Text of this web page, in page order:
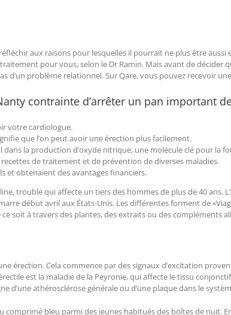
aux raisons pour lesquelles il pourrait ne plus être
pour vous, selon le Dr Ramin. Mais avant de décider
d’un problème relationnel. Sur Qare, vous pouvez recevoir
contrainte d’arrêter un pan important
votre cardiologue.
que l’on peut avoir une érection plus facilement.
la production d’oxyde nitrique, une molécule clé pour la
de traitement et de prévention de diverses maladies.
et obtenaient des avantages financiers.
trouble qui affecte un tiers des hommes de plus de 40
début avril aux États-Unis. Les différentes forment de
soit à travers des plantes, des extraits ou des compléments
érection. Cela commence par des signaux d’excitation
est la maladie de la Peyronie, qui affecte le tissu
d’une athérosclérose générale ou d’une plaque dans le
bleu parmi des jeunes habitués des boîtes de nuit.